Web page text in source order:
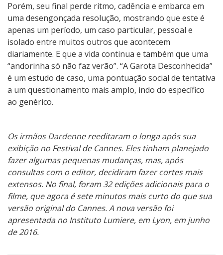
Porém, seu final perde ritmo, cadência e embarca em
uma desengonçada resolução, mostrando que este é
apenas um período, um caso particular, pessoal e
isolado entre muitos outros que acontecem
diariamente. E que a vida continua e também que uma
“andorinha só não faz verão”. “A Garota Desconhecida”
é um estudo de caso, uma pontuação social de tentativa
a um questionamento mais amplo, indo do específico
ao genérico.
Os irmãos Dardenne reeditaram o longa após sua
exibição no Festival de Cannes. Eles tinham planejado
fazer algumas pequenas mudanças, mas, após
consultas com o editor, decidiram fazer cortes mais
extensos. No final, foram 32 edições adicionais para o
filme, que agora é sete minutos mais curto do que sua
versão original do Cannes. A nova versão foi
apresentada no Instituto Lumiere, em Lyon, em junho
de 2016.